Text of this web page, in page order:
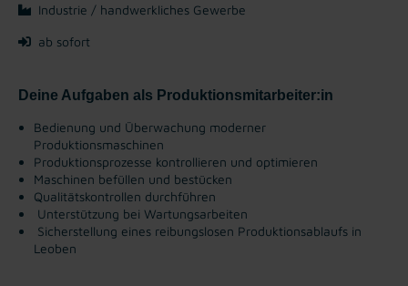
Industrie / handwerkliches Gewerbe
ab sofort
Deine Aufgaben als Produktionsmitarbeiter:in
Bedienung und Überwachung moderner
Produktionsmaschinen
Produktionsprozesse kontrollieren und optimieren
Maschinen befüllen und bestücken
Qualitätskontrollen durchführen
Unterstützung bei Wartungsarbeiten
Sicherstellung eines reibungslosen Produktionsablaufs in
Leoben